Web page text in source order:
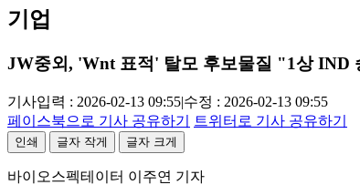
기업
JW중외, 'Wnt 표적' 탈모 후보물질 "1상 IND
기사입력 : 2026-02-13 09:55|수정 : 2026-02-13 09:55
페이스북으로 기사 공유하기
트위터로 기사 공유하기
인쇄 글자 작게 글자 크게
바이오스펙테이터 이주연 기자